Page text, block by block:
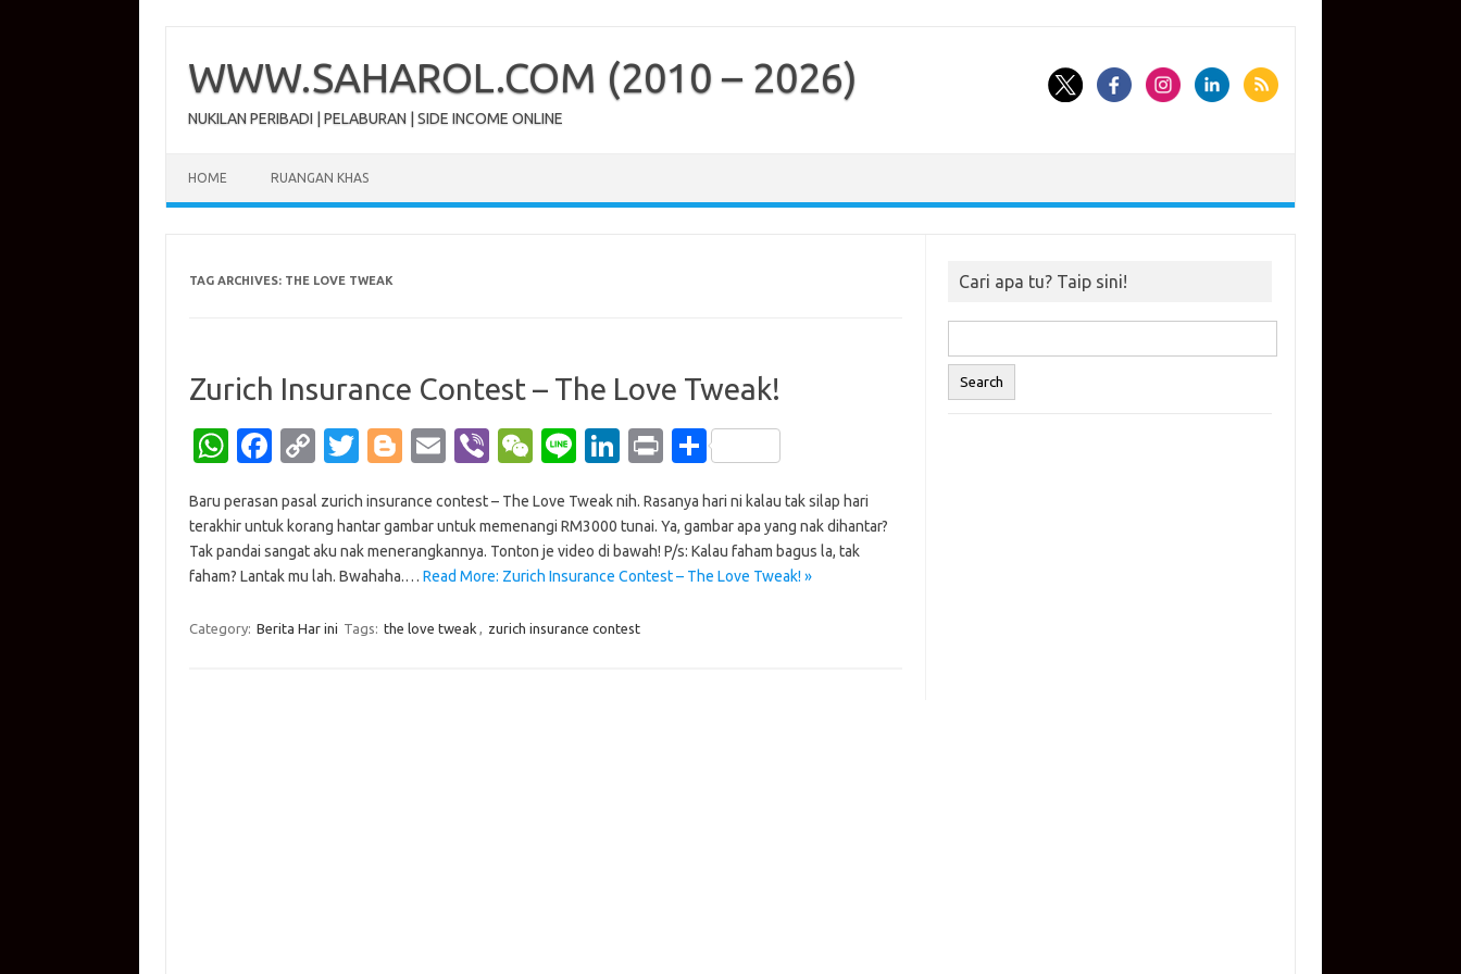
contentWWW.SAHAROL.COM (2010 – 2026)
NUKILAN PERIBADI | PELABURAN | SIDE INCOME ONLINE
HOME RUANGAN KHAS
TAG ARCHIVES: THE LOVE TWEAK
Zurich Insurance Contest – The Love Tweak!
W
at
s
A
p
Fa
e
b
o
o
C
p
y
Li
n
T
it
te
r
Bl
g
g
er
E
ail
Vi
er
W
C
h
at
Li
e
Li
k
e
dI
n
Pr
t
S
ar
e
Baru perasan pasal zurich insurance contest – The Love Tweak nih. Rasanya hari ni kalau tak silap hari
terakhir untuk korang hantar gambar untuk memenangi RM3000 tunai. Ya, gambar apa yang nak dihantar?
Tak pandai sangat aku nak menerangkannya. Tonton je video di bawah! P/s: Kalau faham bagus la, tak
faham? Lantak mu lah. Bwahaha.… Read More: Zurich Insurance Contest – The Love Tweak! »
Category: Berita Har ini Tags: the love tweak , zurich insurance contest
Cari apa tu? Taip sini!